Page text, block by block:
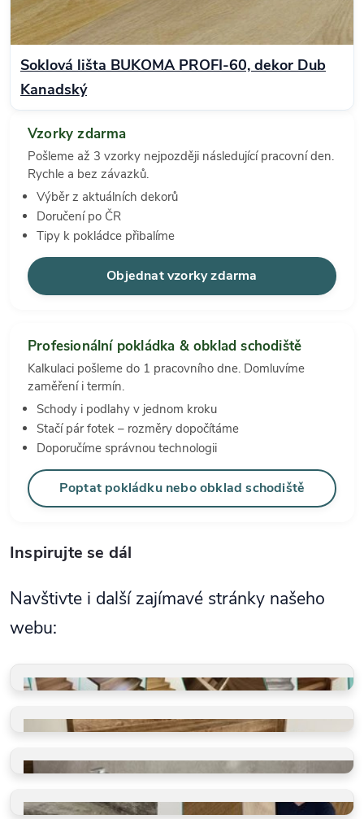
Soklová lišta BUKOMA PROFI-60, dekor Dub
Kanadský
Vzorky zdarma
Pošleme až 3 vzorky nejpozději následující pracovní den.
Rychle a bez závazků.
Výběr z aktuálních dekorů
Doručení po ČR
Tipy k pokládce přibalíme
Objednat vzorky zdarma
Profesionální pokládka & obklad schodiště
Kalkulaci pošleme do 1 pracovního dne. Domluvíme
zaměření i termín.
Schody i podlahy v jednom kroku
Stačí pár fotek – rozměry dopočítáme
Doporučíme správnou technologii
Poptat pokládku nebo obklad schodiště
Inspirujte se dál
Navštivte i další zajímavé stránky našeho
webu:
Schody, koupelny, restaurace
Takto je děláme v BUKOMĚ
Ano, olepujeme i zdi